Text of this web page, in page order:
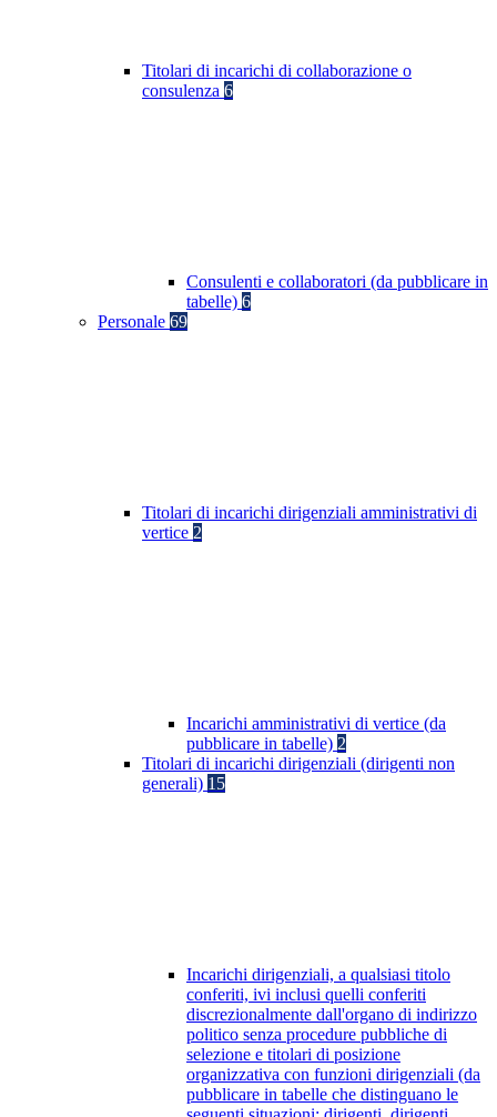
Titolari di incarichi di collaborazione o
consulenza 6
Consulenti e collaboratori (da pubblicare in
tabelle) 6
Personale 69
Titolari di incarichi dirigenziali amministrativi di
vertice 2
Incarichi amministrativi di vertice (da
pubblicare in tabelle) 2
Titolari di incarichi dirigenziali (dirigenti non
generali) 15
Incarichi dirigenziali, a qualsiasi titolo
conferiti, ivi inclusi quelli conferiti
discrezionalmente dall'organo di indirizzo
politico senza procedure pubbliche di
selezione e titolari di posizione
organizzativa con funzioni dirigenziali (da
pubblicare in tabelle che distinguano le